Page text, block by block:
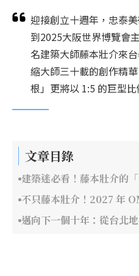
迎接創立十週年，忠泰
到2025大阪世界博覽會
名建築大師藤本壯介來
縮大師三十載的創作精
根」更將以 1:5 的巨型比
文章目錄
建築迷必看！藤本壯介的
不只藤本壯介！2027 年
邁向下一個十年：從台北